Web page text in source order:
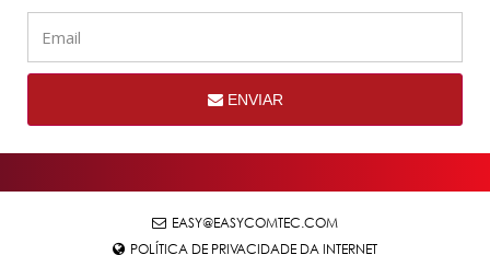
ENVIAR
EASY@EASYCOMTEC.COM
POLÍTICA DE PRIVACIDADE DA INTERNET